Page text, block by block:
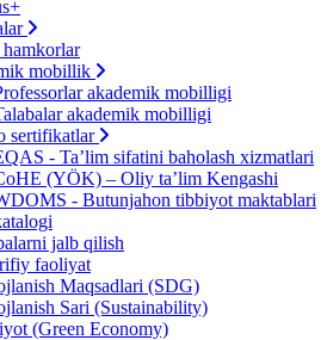
mobillik
akademik mobilligi
akademik mobilligi
sertifikatlar
- Ta’lim sifatini baholash xizmatlari
(YÖK) – Oliy ta’lim Kengashi
- Butunjahon tibbiyot maktablari
jalb qilish
faoliyat
Maqsadlari (SDG)
Sari (Sustainability)
(Green Economy)